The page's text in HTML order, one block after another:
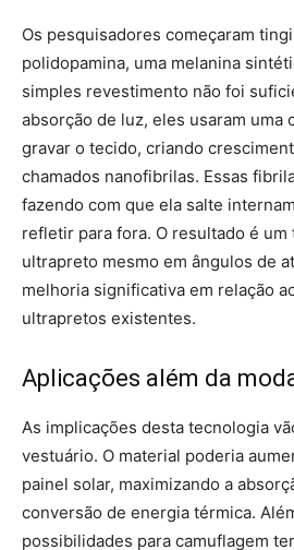
Os pesquisadores começaram
polidopamina, uma melanina
simples revestimento não foi
absorção de luz, eles usaram uma
gravar o tecido, criando
chamados nanofibrilas. Essas
fazendo com que ela salte
refletir para fora. O resultado é
ultrapreto mesmo em ângulos de
melhoria significativa em relação
ultrapretos existentes.
Aplicações além da
As implicações desta tecnologia
vestuário. O material poderia
painel solar, maximizando a
conversão de energia térmica.
possibilidades para camuflagem